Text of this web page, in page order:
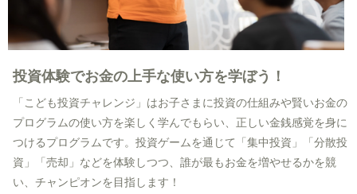
投資体験でお金の上手な使い方を学ぼう！
「こども投資チャレンジ」はお子さまに投資の仕組みや賢いお金の
プログラムの使い方を楽しく学んでもらい、正しい金銭感覚を身に
つけるプログラムです。投資ゲームを通じて「集中投資」「分散投
資」「売却」などを体験しつつ、誰が最もお金を増やせるかを競
い、チャンピオンを目指します！